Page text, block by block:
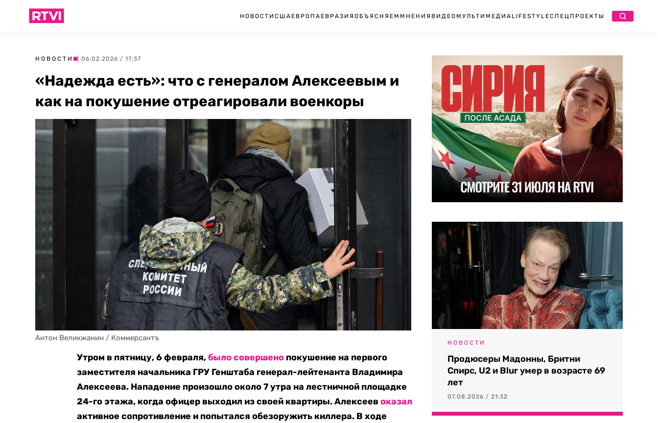
НОВОСТИ США ЕВРОПА ЕВРАЗИЯ ОБЪЯСНЯЕМ МНЕНИЯ ВИДЕО МУЛЬТИМЕДИА LIFESTYLEСПЕЦПРОЕКТЫ
НОВОСТИ | 06.02.2026 / 17:37
«Надежда есть»: что с генералом Алексеевым и
как на покушение отреагировали военкоры
Антон Великжанин / Коммерсантъ
Утром в пятницу, 6 февраля,было совершено покушение на первого
заместителя начальника ГРУ Генштаба генерал-лейтенанта Владимира
Алексеева. Нападение произошло около 7 утра на лестничной площадке
24-го этажа, когда офицер выходил из своей квартиры. Алексеевоказал
активное сопротивление и попытался обезоружить киллера. В ходе
НОВОСТИ
Продюсеры Мадонны, Бритни
Спирс, U2 и Blur умер в возрасте 69
лет
07.08.2026 / 21:32